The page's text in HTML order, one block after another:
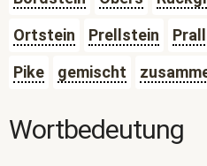
Ortstein
Prellstein
Pike
gemischt
Wortbedeutung